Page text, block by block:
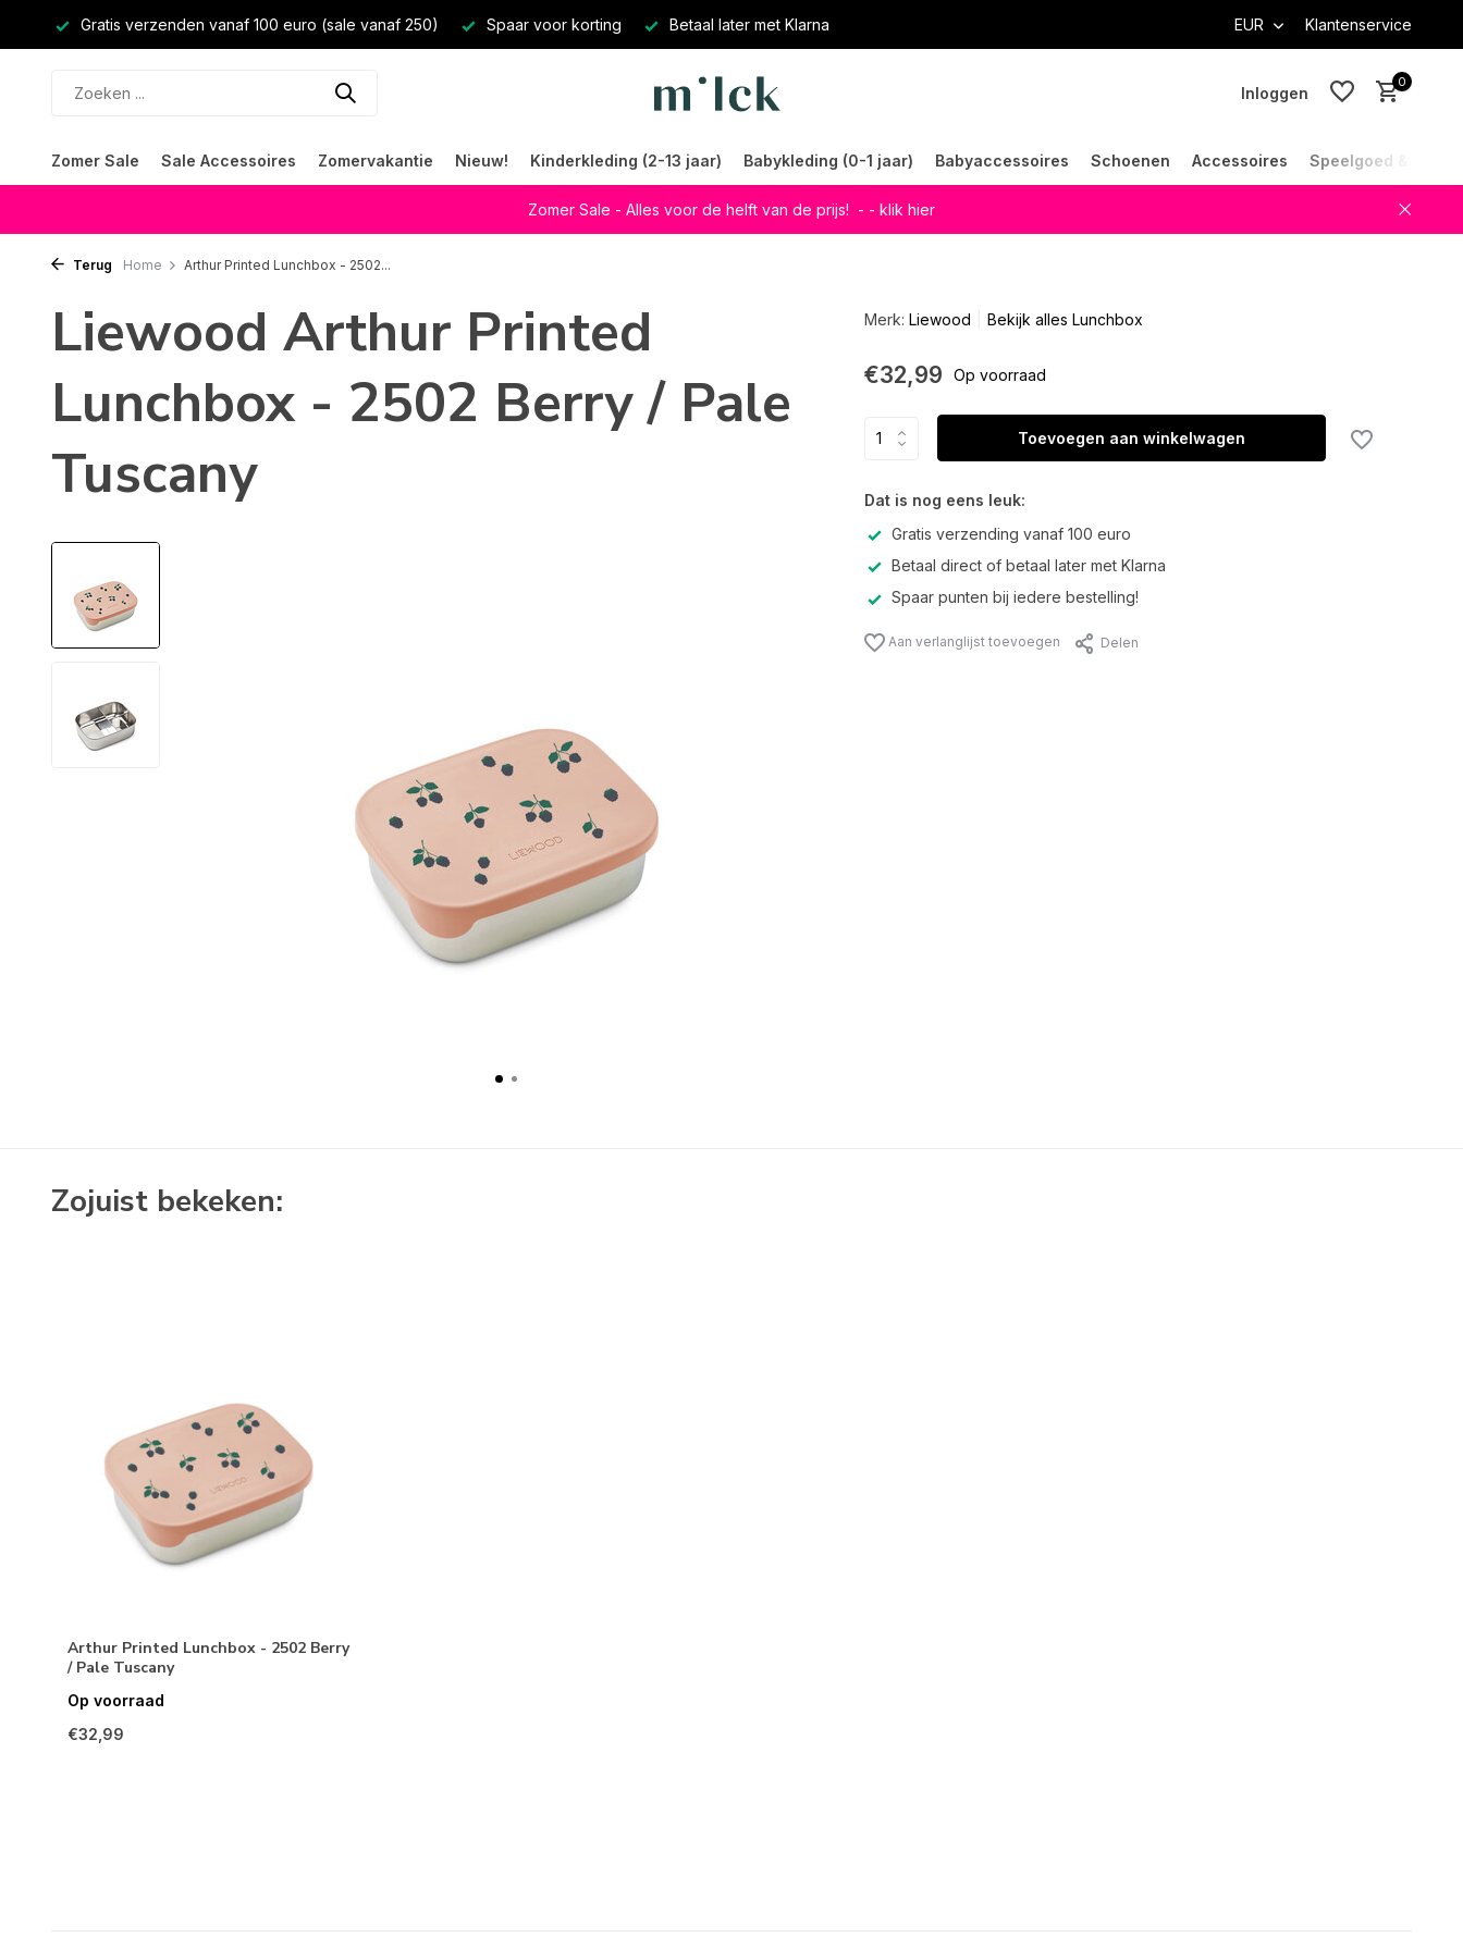
Gratis verzenden vanaf 100 euro (sale vanaf 250) Spaar voor korting Betaal later met Klarna EUR Klantenservice
Inloggen
0
Zomer Sale Sale Accessoires Zomervakantie Nieuw! Kinderkleding (2-13 jaar) Babykleding (0-1 jaar) Babyaccessoires Schoenen Accessoires Speelgoed &
Zomer Sale - Alles voor de helft van de prijs! - - klik hier
Terug Home Arthur Printed Lunchbox - 2502...
Liewood Arthur Printed
Lunchbox - 2502 Berry / Pale
Tuscany
Merk: Liewood Bekijk alles Lunchbox
€32,99 Op voorraad
Toevoegen aan winkelwagen
Dat is nog eens leuk:
Gratis verzending vanaf 100 euro
Betaal direct of betaal later met Klarna
Spaar punten bij iedere bestelling!
Aan verlanglijst toevoegen Delen
Zojuist bekeken:
Arthur Printed Lunchbox - 2502 Berry
/ Pale Tuscany
Op voorraad
€32,99